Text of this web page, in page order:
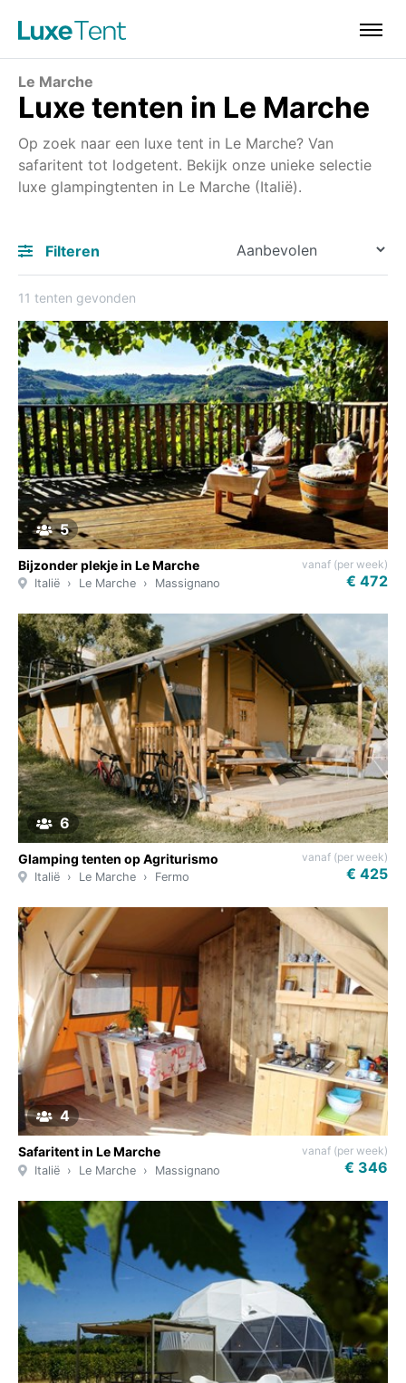
Le Marche
Luxe tenten in Le Marche
Op zoek naar een luxe tent in Le Marche? Van
safaritent tot lodgetent. Bekijk onze unieke selectie
luxe glampingtenten in Le Marche (Italië).
Filteren
11 tenten gevonden
5
Bijzonder plekje in Le Marche
Italië Le Marche Massignano
vanaf (per week)
€ 472
6
Glamping tenten op Agriturismo
Italië Le Marche Fermo
vanaf (per week)
€ 425
4
Safaritent in Le Marche
Italië Le Marche Massignano
vanaf (per week)
€ 346